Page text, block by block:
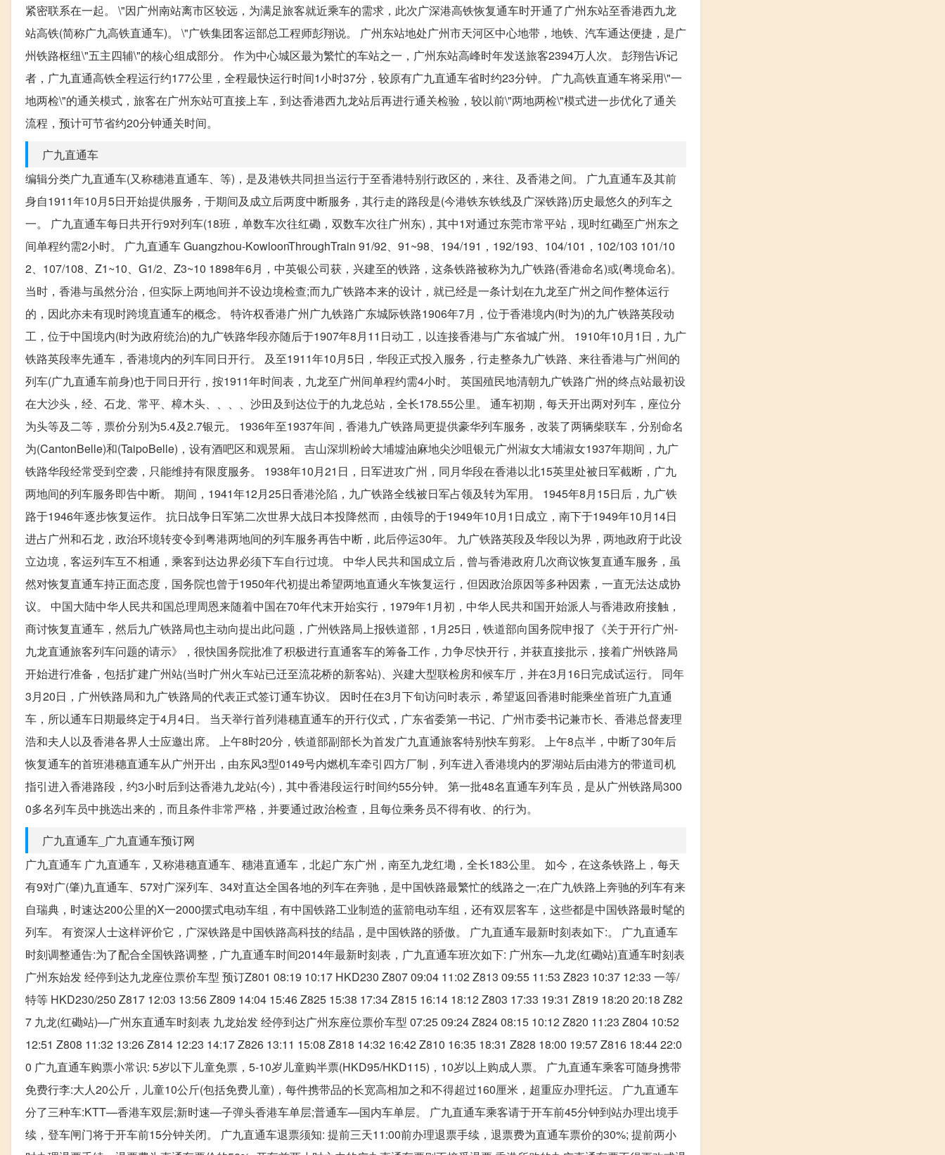
紧密联系在一起。 \"因广州南站离市区较远，为满足旅客就近乘车的需求，此次广深港高铁恢复通车时开通了广州东站至香港西九龙
站高铁(简称广九高铁直通车)。 \"广铁集团客运部总工程师彭翔说。 广州东站地处广州市天河区中心地带，地铁、汽车通达便捷，是广
州铁路枢纽\"五主四辅\"的核心组成部分。 作为中心城区最为繁忙的车站之一，广州东站高峰时年发送旅客2394万人次。 彭翔告诉记
者，广九直通高铁全程运行约177公里，全程最快运行时间1小时37分，较原有广九直通车省时约23分钟。 广九高铁直通车将采用\"一
地两检\"的通关模式，旅客在广州东站可直接上车，到达香港西九龙站后再进行通关检验，较以前\"两地两检\"模式进一步优化了通关
流程，预计可节省约20分钟通关时间。
广九直通车
编辑分类广九直通车(又称穗港直通车、等)，是及港铁共同担当运行于至香港特别行政区的，来往、及香港之间。 广九直通车及其前
身自1911年10月5日开始提供服务，于期间及成立后两度中断服务，其行走的路段是(今港铁东铁线及广深铁路)历史最悠久的列车之
一。 广九直通车每日共开行9对列车(18班，单数车次往红磡，双数车次往广州东)，其中1对通过东莞市常平站，现时红磡至广州东之
间单程约需2小时。 广九直通车 Guangzhou-KowloonThroughTrain 91/92、91~98、194/191，192/193、104/101，102/103 101/10
2、107/108、Z1~10、G1/2、Z3~10 1898年6月，中英银公司获，兴建至的铁路，这条铁路被称为九广铁路(香港命名)或(粤境命名)。
当时，香港与虽然分治，但实际上两地间并不设边境检查;而九广铁路本来的设计，就已经是一条计划在九龙至广州之间作整体运行
的，因此亦未有现时跨境直通车的概念。 特许权香港广州广九铁路广东城际铁路1906年7月，位于香港境内(时为)的九广铁路英段动
工，位于中国境内(时为政府统治)的九广铁路华段亦随后于1907年8月11日动工，以连接香港与广东省城广州。 1910年10月1日，九广
铁路英段率先通车，香港境内的列车同日开行。 及至1911年10月5日，华段正式投入服务，行走整条九广铁路、来往香港与广州间的
列车(广九直通车前身)也于同日开行，按1911年时间表，九龙至广州间单程约需4小时。 英国殖民地清朝九广铁路广州的终点站最初设
在大沙头，经、石龙、常平、樟木头、、、、沙田及到达位于的九龙总站，全长178.55公里。 通车初期，每天开出两对列车，座位分
为头等及二等，票价分别为5.4及2.7银元。 1936年至1937年间，香港九广铁路局更提供豪华列车服务，改装了两辆柴联车，分别命名
为(CantonBelle)和(TaipoBelle)，设有酒吧区和观景厢。 吉山深圳粉岭大埔墟油麻地尖沙咀银元广州淑女大埔淑女1937年期间，九广
铁路华段经常受到空袭，只能维持有限度服务。 1938年10月21日，日军进攻广州，同月华段在香港以北15英里处被日军截断，广九
两地间的列车服务即告中断。 期间，1941年12月25日香港沦陷，九广铁路全线被日军占领及转为军用。 1945年8月15日后，九广铁
路于1946年逐步恢复运作。 抗日战争日军第二次世界大战日本投降然而，由领导的于1949年10月1日成立，南下于1949年10月14日
进占广州和石龙，政治环境转变令到粤港两地间的列车服务再告中断，此后停运30年。 九广铁路英段及华段以为界，两地政府于此设
立边境，客运列车互不相通，乘客到达边界必须下车自行过境。 中华人民共和国成立后，曾与香港政府几次商议恢复直通车服务，虽
然对恢复直通车持正面态度，国务院也曾于1950年代初提出希望两地直通火车恢复运行，但因政治原因等多种因素，一直无法达成协
议。 中国大陆中华人民共和国总理周恩来随着中国在70年代末开始实行，1979年1月初，中华人民共和国开始派人与香港政府接触，
商讨恢复直通车，然后九广铁路局也主动向提出此问题，广州铁路局上报铁道部，1月25日，铁道部向国务院申报了《关于开行广州-
九龙直通旅客列车问题的请示》，很快国务院批准了积极进行直通客车的筹备工作，力争尽快开行，并获直接批示，接着广州铁路局
开始进行准备，包括扩建广州站(当时广州火车站已迁至流花桥的新客站)、兴建大型联检房和候车厅，并在3月16日完成试运行。 同年
3月20日，广州铁路局和九广铁路局的代表正式签订通车协议。 因时任在3月下旬访问时表示，希望返回香港时能乘坐首班广九直通
车，所以通车日期最终定于4月4日。 当天举行首列港穗直通车的开行仪式，广东省委第一书记、广州市委书记兼市长、香港总督麦理
浩和夫人以及香港各界人士应邀出席。 上午8时20分，铁道部副部长为首发广九直通旅客特别快车剪彩。 上午8点半，中断了30年后
恢复通车的首班港穗直通车从广州开出，由东风3型0149号内燃机车牵引四方厂制，列车进入香港境内的罗湖站后由港方的带道司机
指引进入香港路段，约3小时后到达香港九龙站(今)，其中香港段运行时间约55分钟。 第一批48名直通车列车员，是从广州铁路局300
0多名列车员中挑选出来的，而且条件非常严格，并要通过政治检查，且每位乘务员不得有收、的行为。
广九直通车_广九直通车预订网
广九直通车 广九直通车，又称港穗直通车、穗港直通车，北起广东广州，南至九龙红墈，全长183公里。 如今，在这条铁路上，每天
有9对广(肇)九直通车、57对广深列车、34对直达全国各地的列车在奔驰，是中国铁路最繁忙的线路之一;在广九铁路上奔驰的列车有来
自瑞典，时速达200公里的X一2000摆式电动车组，有中国铁路工业制造的蓝箭电动车组，还有双层客车，这些都是中国铁路最时髦的
列车。 有资深人士这样评价它，广深铁路是中国铁路高科技的结晶，是中国铁路的骄傲。 广九直通车最新时刻表如下:。 广九直通车
时刻调整通告:为了配合全国铁路调整，广九直通车时间2014年最新时刻表，广九直通车班次如下: 广州东—九龙(红磡站)直通车时刻表
广州东始发 经停到达九龙座位票价车型 预订Z801 08:19 10:17 HKD230 Z807 09:04 11:02 Z813 09:55 11:53 Z823 10:37 12:33 一等/
特等 HKD230/250 Z817 12:03 13:56 Z809 14:04 15:46 Z825 15:38 17:34 Z815 16:14 18:12 Z803 17:33 19:31 Z819 18:20 20:18 Z82
7 九龙(红磡站)—广州东直通车时刻表 九龙始发 经停到达广州东座位票价车型 07:25 09:24 Z824 08:15 10:12 Z820 11:23 Z804 10:52
12:51 Z808 11:32 13:26 Z814 12:23 14:17 Z826 13:11 15:08 Z818 14:32 16:42 Z810 16:35 18:31 Z828 18:00 19:57 Z816 18:44 22:0
0 广九直通车购票小常识: 5岁以下儿童免票，5-10岁儿童购半票(HKD95/HKD115)，10岁以上购成人票。 广九直通车乘客可随身携带
免费行李:大人20公斤，儿童10公斤(包括免费儿童)，每件携带品的长宽高相加之和不得超过160厘米，超重应办理托运。 广九直通车
分了三种车:KTT—香港车双层;新时速—子弹头香港车单层;普通车—国内车单层。 广九直通车乘客请于开车前45分钟到站办理出境手
续，登车闸门将于开车前15分钟关闭。 广九直通车退票须知: 提前三天11:00前办理退票手续，退票费为直通车票价的30%; 提前两小